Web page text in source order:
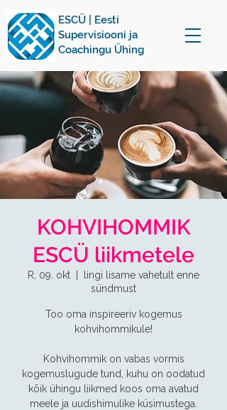
ESCÜ | Eesti
Supervisiooni ja
Coachingu Ühing
KOHVIHOMMIK
ESCÜ liikmetele
R, 09. okt
lingi lisame vahetult enne
sündmust
Too oma inspireeriv kogemus
kohvihommikule!
Kohvihommik on vabas vormis
kogemuslugude tund, kuhu on oodatud
kõik ühingu liikmed koos oma avatud
meele ja uudishimulike küsimustega.